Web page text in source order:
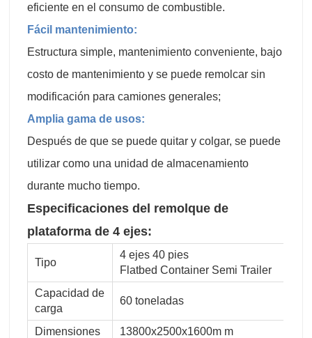
eficiente en el consumo de combustible.
Fácil mantenimiento:
Estructura simple, mantenimiento conveniente, bajo
costo de mantenimiento y se puede remolcar sin
modificación para camiones generales;
Amplia gama de usos:
Después de que se puede quitar y colgar, se puede
utilizar como una unidad de almacenamiento
durante mucho tiempo.
Especificaciones del remolque de
plataforma de 4 ejes:
Tipo
4 ejes 40 pies
Flatbed Container Semi Trailer
Capacidad de
carga
60 toneladas
Dimensiones 13800x2500x1600m m